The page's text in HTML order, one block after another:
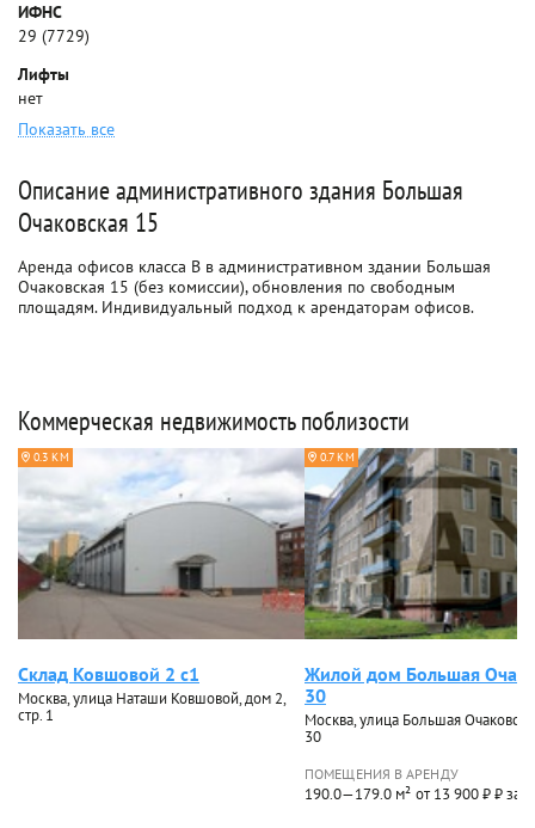
ИФНС
29 (7729)
Лифты
нет
Показать все
Описание административного здания Большая
Очаковская 15
Аренда офисов класса B в административном здании Большая
Очаковская 15 (без комиссии), обновления по свободным
площадям. Индивидуальный подход к арендаторам офисов.
Коммерческая недвижимость поблизости
0.3 КМ
Склад Ковшовой 2 с1
Москва, улица Наташи Ковшовой, дом 2,
стр. 1
0.7 КМ
Жилой дом Большая
30
Москва, улица Большая
30
ПОМЕЩЕНИЯ В АРЕНДУ
190.0—179.0 м² от 13 900 ₽ ₽ за